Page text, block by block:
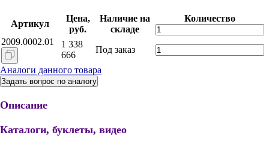
Артикул
Цена,
руб.
Наличие на
складе
Количество
2009.0002.01
1 338
666
Под заказ
Аналоги данного товара
Задать вопрос по аналогу
Описание
Каталоги, буклеты, видео